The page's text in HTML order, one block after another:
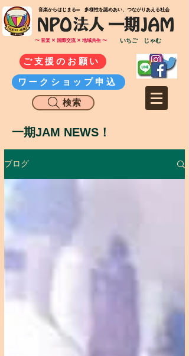
​音楽からはじまる∞ 多様性を認めあい、つながりあえる社会
〜 音楽 ✕ 国際交流 ✕ 地域共生 〜 いちご じゃむ
ご支援のお願い
ワークショップ申込
検索
一期JAM NEWS！
ブログ